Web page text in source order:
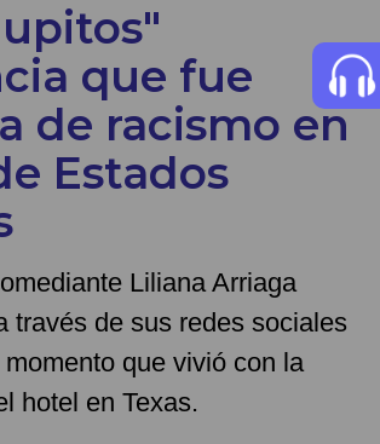
que fue
de racismo en
Estados
Liliana Arriaga
través de sus redes sociales
que vivió con la
hotel en Texas.